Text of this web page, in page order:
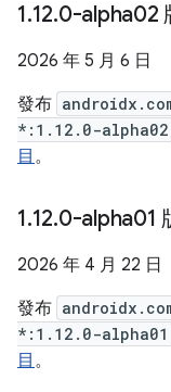
1.12.0-alpha02
2026 年 5 月 6 日
發布
*:1.12.0-alpha02
目 。
1.12.0-alpha01
2026 年 4 月 22 日
發布
*:1.12.0-alpha01
目 。